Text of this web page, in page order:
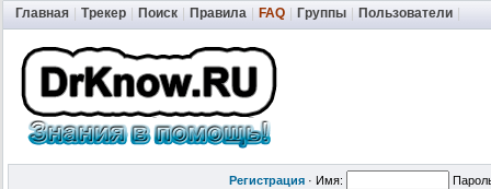
Главная Трекер Поиск Правила FAQ Группы Пользователи
Регистрация · Имя: